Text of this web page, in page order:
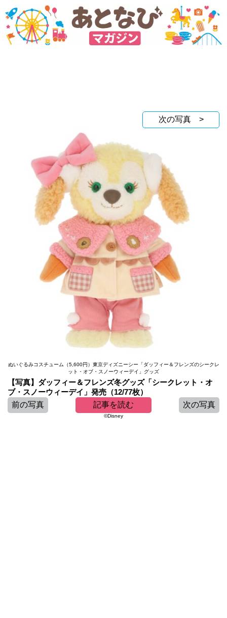
次の写真 >
ぬいぐるみコスチューム（5,600円）東京ディズニーシー「ダッフィー＆フレンズのシークレ
ット・オブ・スノーウィーデイ」グッズ
【写真】ダッフィー＆フレンズ冬グッズ「シークレット・オ
ブ・スノーウィーデイ」発売（12/77枚）
前の写真
記事を読む 次の写真
©Disney